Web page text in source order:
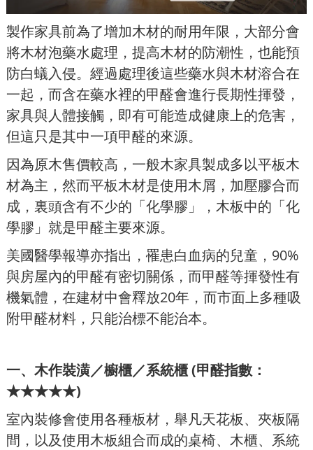
製作家具前為了增加木材的耐用年限，大部分會
將木材泡藥水處理，提高木材的防潮性，也能預
防白蟻入侵。經過處理後這些藥水與木材溶合在
一起，而含在藥水裡的甲醛會進行長期性揮發，
家具與人體接觸，即有可能造成健康上的危害，
但這只是其中一項甲醛的來源。
因為原木售價較高，一般木家具製成多以平板木
材為主，然而平板木材是使用木屑，加壓膠合而
成，裏頭含有不少的「化學膠」，木板中的「化
學膠」就是甲醛主要來源。
美國醫學報導亦指出，罹患白血病的兒童，90%
與房屋內的甲醛有密切關係，而甲醛等揮發性有
機氣體，在建材中會釋放20年，而市面上多種吸
附甲醛材料，只能治標不能治本。
一、木作裝潢／櫥櫃／系統櫃 (甲醛指數：
★★★★★)
室內裝修會使用各種板材，舉凡天花板、夾板隔
間，以及使用木板組合而成的桌椅、木櫃、系統